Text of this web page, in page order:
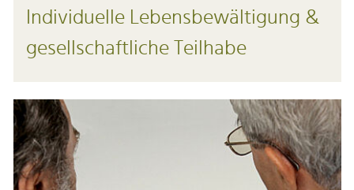
Individuelle Lebensbewältigung &
gesellschaftliche Teilhabe